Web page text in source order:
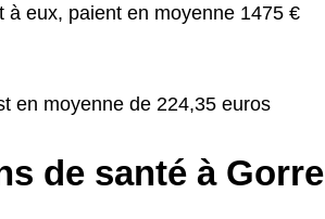
eux, paient en moyenne 1475 €
en moyenne de 224,35 euros
de santé à Gorre